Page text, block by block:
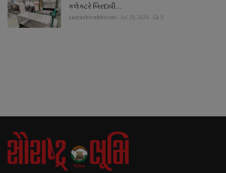
કલેક્ટરે બિરદાવી...
saurashtrabhoomi Jul 29, 2026 0